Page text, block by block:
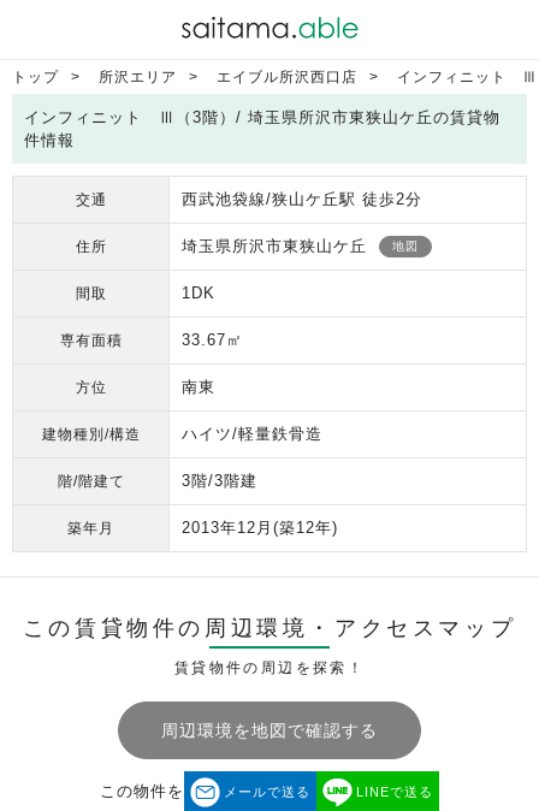
トップ 所沢エリア エイブル所沢西口店 インフィニット Ⅲ
インフィニット Ⅲ（3階）/ 埼玉県所沢市東狭山ケ丘の賃貸物
件情報
交通 西武池袋線/狭山ケ丘駅 徒歩2分
住所 埼玉県所沢市東狭山ケ丘 地図
間取 1DK
専有面積 33.67㎡
方位 南東
建物種別/構造 ハイツ/軽量鉄骨造
階/階建て 3階/3階建
築年月 2013年12月 (築12年)
この賃貸物件の周辺環境・ アクセスマップ
賃貸物件の周辺を探索！
周辺環境を地図で確認する
この物件を メールで送る LINEで送る